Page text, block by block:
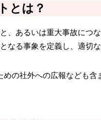
とは？
、あるいは重大事故に
なる事象を定義し、適切
の社外への広報なども